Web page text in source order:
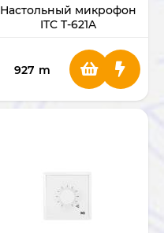
Настольный микрофон
ITC T-621A
927 m